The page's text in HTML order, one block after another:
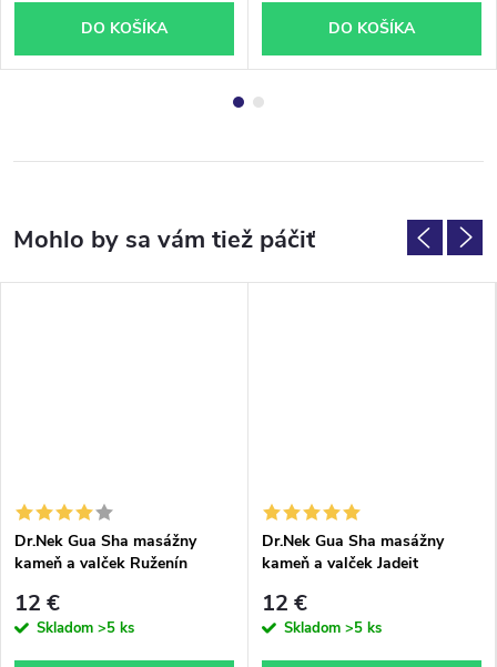
DO KOŠÍKA DO KOŠÍKA
Dr.Nek Gua Sha masážny
kameň a valček Ruženín
12 €
Skladom >5 ks
Dr.Nek Gua Sha masážny
kameň a valček Jadeit
12 €
Skladom >5 ks